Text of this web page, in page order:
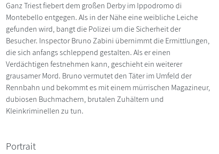
Ganz Triest fiebert dem großen Derby im Ippodromo di
Montebello entgegen. Als in der Nähe eine weibliche Leiche
gefunden wird, bangt die Polizei um die Sicherheit der
Besucher. Inspector Bruno Zabini übernimmt die Ermittlungen,
die sich anfangs schleppend gestalten. Als er einen
Verdächtigen festnehmen kann, geschieht ein weiterer
grausamer Mord. Bruno vermutet den Täter im Umfeld der
Rennbahn und bekommt es mit einem mürrischen Magazineur,
dubiosen Buchmachern, brutalen Zuhältern und
Kleinkriminellen zu tun.
Portrait